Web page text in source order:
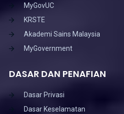
MyGovUC
KRSTE
Akademi Sains Malaysia
MyGovernment
DASAR DAN PENAFIAN
Dasar Privasi
Dasar Keselamatan